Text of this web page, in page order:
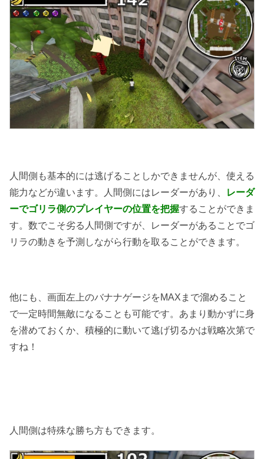
人間側も基本的には逃げることしかできませんが、使える
能力などが違います。人間側にはレーダーがあり、
レーダ
ーでゴリラ側のプレイヤーの位置を把握することができま
す。数でこそ劣る人間側ですが、レーダーがあることでゴ
リラの動きを予測しながら行動を取ることができます。
他にも、画面左上のバナナゲージをMAXまで溜めること
で一定時間無敵になることも可能です。あまり動かずに身
を潜めておくか、積極的に動いて逃げ切るかは戦略次第で
すね！
人間側は特殊な勝ち方もできます。